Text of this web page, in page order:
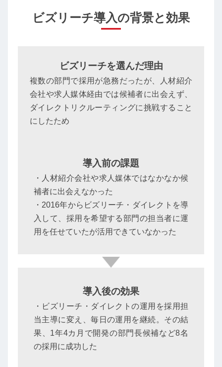
ビズリーチ導入の背景と効果
ビズリーチを選んだ理由
複数の部門で採用が急務だったが、人材紹介
会社や求人媒体経由では候補者に出会えず、
ダイレクトリクルーティングに挑戦すること
にしたため
導入前の課題
・人材紹介会社や求人媒体ではなかなか候
補者に出会えなかった
・2016年からビズリーチ・ダイレクトを導
入して、採用を希望する部門の担当者に運
用を任せていたが活用できていなかった
導入後の効果
・ビズリーチ・ダイレクトの運用を採用担
当主導に変え、毎日の運用を継続。その結
果、1年4カ月で開発の部門長候補など8名
の採用に成功した